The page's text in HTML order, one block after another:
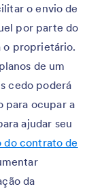
o envio de
por parte do
o proprietário.
de um
cedo poderá
para ocupar a
ajudar seu
do contrato de
da